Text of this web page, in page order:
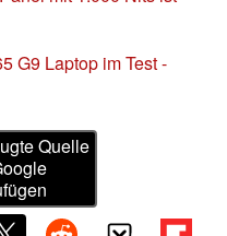
G9 Laptop im Test -
Quelle